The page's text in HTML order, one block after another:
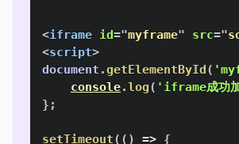
<iframe id="myframe" src="
<script>
document .getElementById(
console.log( 'iframe成功
} ;
setTimeout( ( ) => {